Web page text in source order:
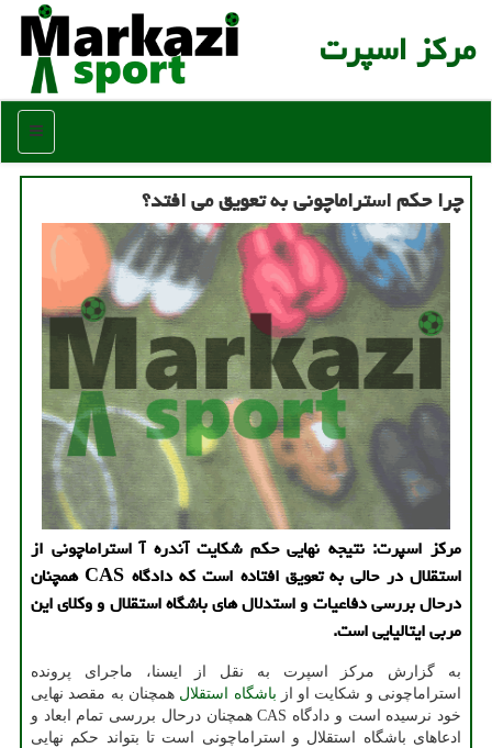
مركز اسپرت
منو
چرا حکم استراماچونی به تعویق می افتد؟
مرکز اسپرت: نتیجه نهایی حکم شکایت آندره آ استراماچونی از
استقلال در حالی به تعویق افتاده است که دادگاه CAS همچنان
درحال بررسی دفاعیات و استدلال های باشگاه استقلال و وکلای این
مربی ایتالیایی است.
به گزارش مرکز اسپرت به نقل از ایسنا، ماجرای پرونده
استراماچونی و شکایت او از باشگاه استقلال همچنان به مقصد نهایی
خود نرسیده است و دادگاه CAS همچنان درحال بررسی تمام ابعاد و
ادعاهای باشگاه استقلال و استراماچونی است تا بتواند حکم نهایی